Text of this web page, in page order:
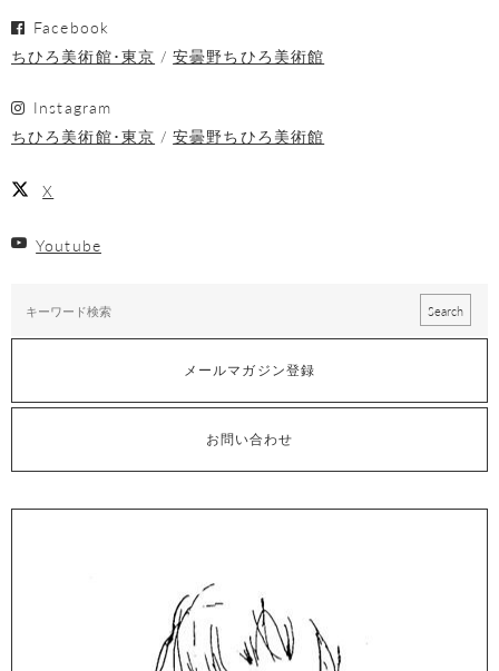
Facebook
ちひろ美術館･東京
安曇野ちひろ美術館
Instagram
ちひろ美術館･東京
安曇野ちひろ美術館
X
Youtube
メールマガジン登録
お問い合わせ